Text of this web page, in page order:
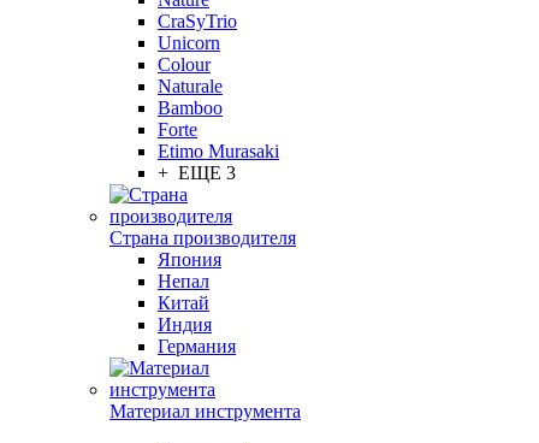
CraSyTrio
Unicorn
Colour
Naturale
Bamboo
Forte
Etimo Murasaki
+ ЕЩЕ 3
Страна производителя
Япония
Непал
Китай
Индия
Германия
Материал инструмента